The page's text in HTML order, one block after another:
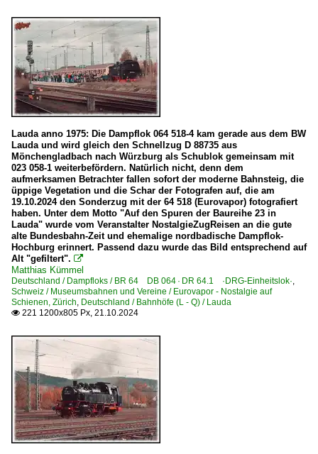
Lauda anno 1975: Die Dampflok 064 518-4 kam gerade aus dem BW
Lauda und wird gleich den Schnellzug D 88735 aus
Mönchengladbach nach Würzburg als Schublok gemeinsam mit
023 058-1 weiterbefördern. Natürlich nicht, denn dem
aufmerksamen Betrachter fallen sofort der moderne Bahnsteig, die
üppige Vegetation und die Schar der Fotografen auf, die am
19.10.2024 den Sonderzug mit der 64 518 (Eurovapor) fotografiert
haben. Unter dem Motto "Auf den Spuren der Baureihe 23 in
Lauda" wurde vom Veranstalter NostalgieZugReisen an die gute
alte Bundesbahn-Zeit und ehemalige nordbadische Dampflok-
Hochburg erinnert. Passend dazu wurde das Bild entsprechend auf
Alt "gefiltert". 
Matthias Kümmel
Deutschland / Dampfloks / BR 64 DB 064 · DR 64.1 ·DRG-Einheitslok·,
Schweiz / Museumsbahnen und Vereine / Eurovapor - Nostalgie auf
Schienen, Zürich, Deutschland / Bahnhöfe (L - Q) / Lauda
 221 1200x805 Px, 21.10.2024